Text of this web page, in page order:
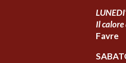
Il
Favre